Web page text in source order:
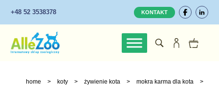
+48 52 3538378 KONTAKT
home > koty > żywienie kota > mokra karma dla kota
>